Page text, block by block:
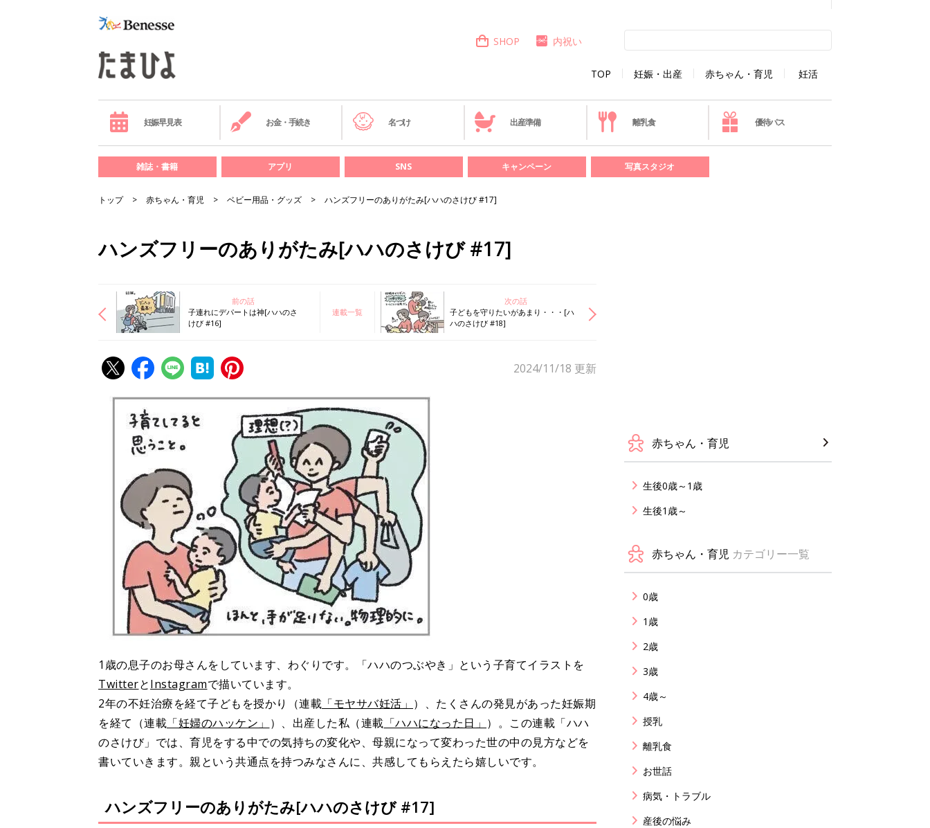
TOP 妊娠・出産 赤ちゃん・育児 妊活
SHOP 内祝い
妊娠早見表 お金・手続き 名づけ 出産準備 離乳食 優待パス
雑誌・書籍 アプリ SNS キャンペーン 写真スタジオ
トップ 赤ちゃん・育児 ベビー用品・グッズ ハンズフリーのありがたみ[ハハのさけび #17]
ハンズフリーのありがたみ[ハハのさけび #17]
前の話
子連れにデパートは神[ハハのさ
けび #16]
連載一覧
次の話
子どもを守りたいがあまり・・・[ハ
ハのさけび #18]
2024/11/18 更新
1歳の息子のお母さんをしています、わぐりです。「ハハのつぶやき」という子育てイラストを
TwitterとInstagramで描いています。
2年の不妊治療を経て子どもを授かり（連載 「モヤサバ妊活」 ）、たくさんの発見があった妊娠期
を経て（連載 「妊婦のハッケン」 ）、出産した私（連載 「ハハになった日」 ）。この連載「ハハ
のさけび」では、育児をする中での気持ちの変化や、母親になって変わった世の中の見方などを
書いていきます。親という共通点を持つみなさんに、共感してもらえたら嬉しいです。
ハンズフリーのありがたみ[ハハのさけび #17]
赤ちゃん・育児
生後0歳～1歳
生後1歳～
赤ちゃん・育児 カテゴリー一覧
0歳
1歳
2歳
3歳
4歳～
授乳
離乳食
お世話
病気・トラブル
産後の悩み